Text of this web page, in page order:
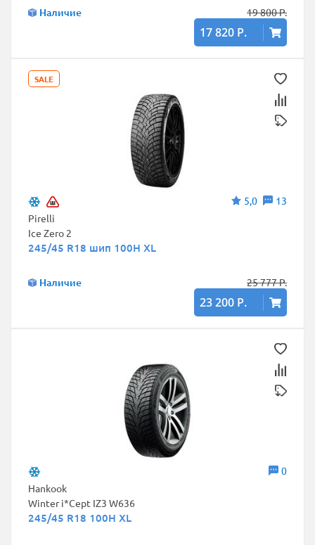
Наличие 19 800 Р.
17 820 Р.
SALE
5,0
13
Pirelli
Ice Zero 2
245/45 R18 шип 100H XL
Наличие 25 777 Р.
23 200 Р.
0
Hankook
Winter i*Cept IZ3 W636
245/45 R18 100H XL